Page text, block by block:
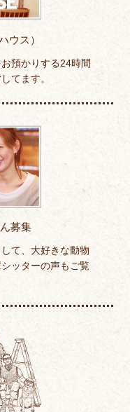
ウス）
預かりする24時間
てます。
募集
て、大好きな動物
ッターの声もご覧